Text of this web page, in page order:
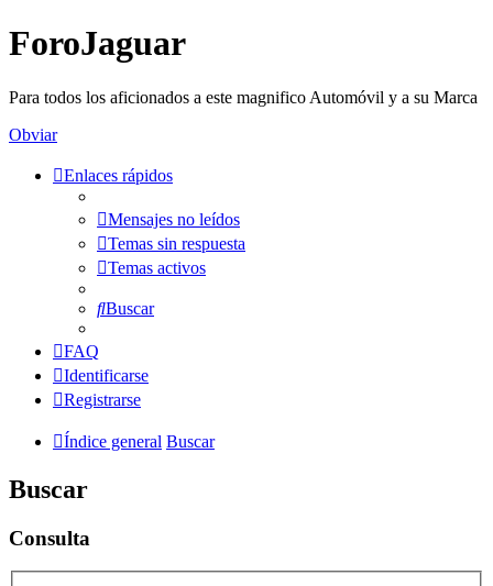
ForoJaguar
Para todos los aficionados a este magnifico Automóvil y a su Marca
Obviar
Enlaces rápidos
Mensajes no leídos
Temas sin respuesta
Temas activos
Buscar
FAQ
Identificarse
Registrarse
Índice general Buscar
Buscar
Consulta